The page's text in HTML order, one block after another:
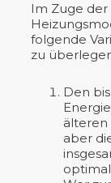
Im Zuge der
folgende
zu
Den
älteren
aber